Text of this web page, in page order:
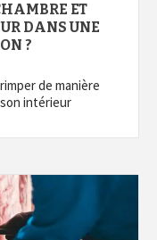
ET
DANS UNE
?
de manière
intérieur